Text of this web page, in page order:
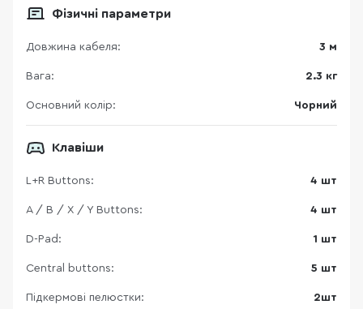
Фізичні параметри
Довжина кабеля: 3 м
Вага: 2.3 кг
Основний колір: Чорний
Клавіши
L+R Buttons: 4 шт
A / B / X / Y Buttons: 4 шт
D-Pad: 1 шт
Central buttons: 5 шт
Підкермові пелюстки: 2шт